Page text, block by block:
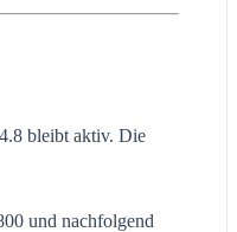
bleibt aktiv. Die
und nachfolgend